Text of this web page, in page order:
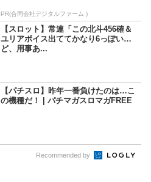
PR(合同会社デジタルファーム )
【スロット】常連「この北斗456確＆
ユリアボイス出ててかなり6っぽいけ
ど、用事あ...
【パチスロ】昨年一番負けたのは…こ
の機種だ！ | パチマガスロマガFREE
Recommended by